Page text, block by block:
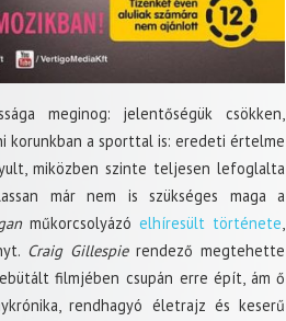
meginog: jelentőségük csökken,
korunkban a sporttal is: eredeti értelme
miközben szinte teljesen lefoglalta
már nem is szükséges maga a
műkorcsolyázóelhíresült története,
Craig Gillespierendező megtehette
filmjében csupán erre épít, ám ő
rendhagyó életrajz és keserű